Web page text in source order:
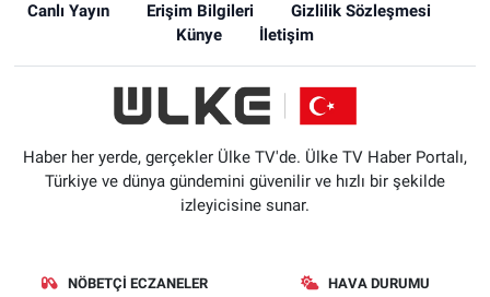
Canlı Yayın Erişim Bilgileri
Gizlilik Sözleşmesi
Künye
İletişim
Haber her yerde, gerçekler Ülke TV'de. Ülke TV Haber Portalı,
Türkiye ve dünya gündemini güvenilir ve hızlı bir şekilde
izleyicisine sunar.
NÖBETÇI ECZANELER HAVA DURUMU